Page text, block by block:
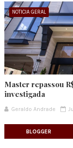
NOTICIA GERAL
Master repassou
investigada
Geraldo Andrade
BLOGGER